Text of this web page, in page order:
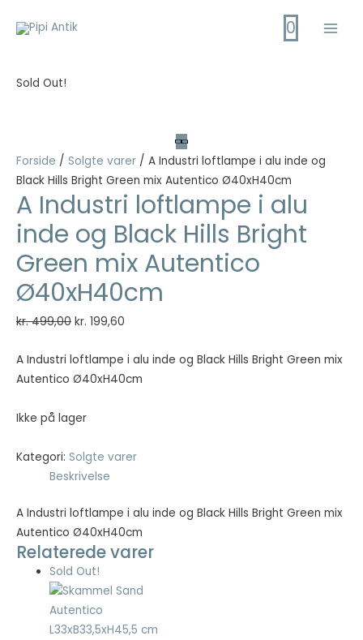
0
Sold Out!
Forside / Solgte varer / A Industri loftlampe i alu inde og
Black Hills Bright Green mix Autentico Ø40xH40cm
A Industri loftlampe i alu
inde og Black Hills Bright
Green mix Autentico
Ø40xH40cm
kr.499,00 Den
pris
var:
kr. 199,60
pris
er:
A Industri loftlampe i alu inde og Black Hills Bright Green mix
Autentico Ø40xH40cm
Ikke på lager
Kategori: Solgte varer
Beskrivelse
A Industri loftlampe i alu inde og Black Hills Bright Green mix
Autentico Ø40xH40cm
Relaterede varer
Sold Out!
Nødvendige
med at gøre en
hjemmeside
grundlæggende
funktioner
såsom side-
navigation og
adgang til sikre
områder af
hjemmesiden.
Hjemmesiden